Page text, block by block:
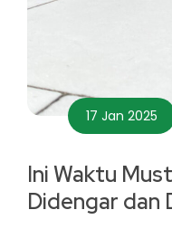
17 Jan 2025
Ini Waktu
Didengar dan